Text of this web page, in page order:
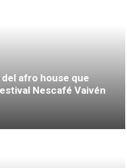
afro house que
Nescafé Vaivén